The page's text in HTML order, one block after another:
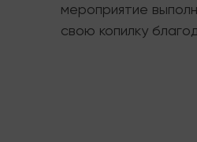
мероприятие
свою копилку